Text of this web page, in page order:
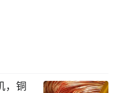
，铜